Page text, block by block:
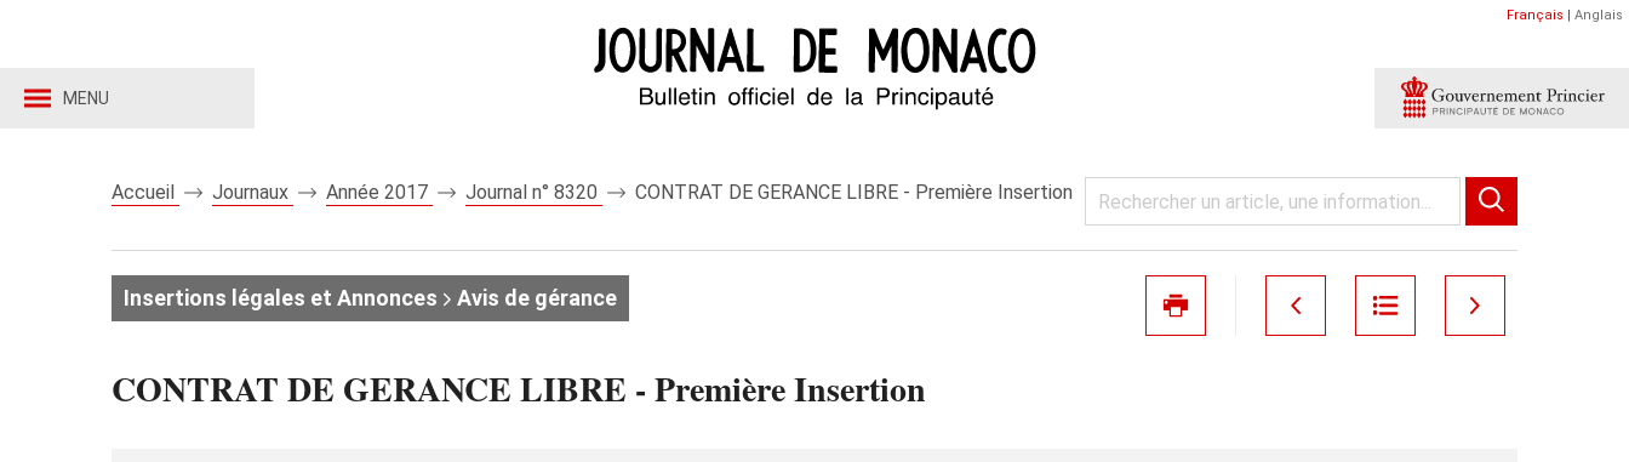
MENU
Français | Anglais
Accueil Journaux Année 2017 Journal n° 8320 CONTRAT DE GERANCE LIBRE - Première Insertion
Insertions légales et Annonces Avis de gérance
CONTRAT DE GERANCE LIBRE - Première Insertion